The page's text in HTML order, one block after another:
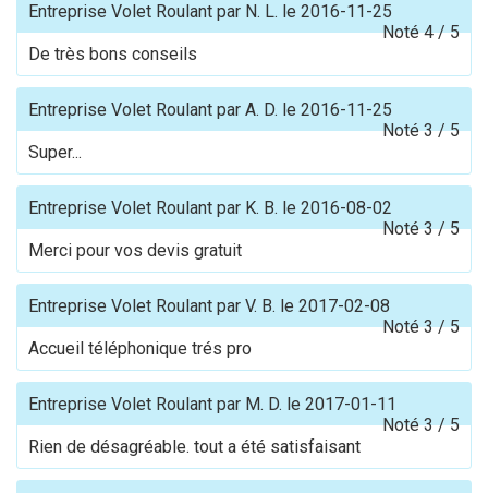
Entreprise Volet Roulant par N. L. le 2016-11-25
Noté4/5
De très bons conseils
Entreprise Volet Roulant par A. D. le 2016-11-25
Noté3/5
Super...
Entreprise Volet Roulant par K. B. le 2016-08-02
Noté3/5
Merci pour vos devis gratuit
Entreprise Volet Roulant par V. B. le 2017-02-08
Noté3/5
Accueil téléphonique trés pro
Entreprise Volet Roulant par M. D. le 2017-01-11
Noté3/5
Rien de désagréable. tout a été satisfaisant